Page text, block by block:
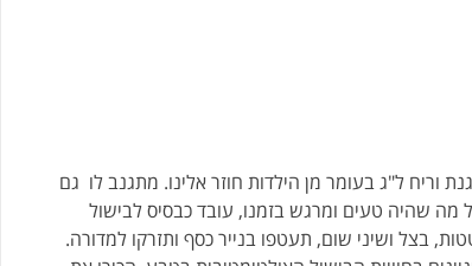
ל"ג בעומר מן הילדות חוזר אלינו. מתגנב לו גם
שהיה טעים ומרגש בזמנו, עובד כבסיס לבישול
בצל ושיני שום, תעטפו בנייר כסף ותזרקו למדורה.